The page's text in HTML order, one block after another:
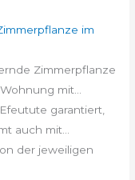
im
Zimmerpflanze
mit...
garantiert,
auch mit...
der jeweiligen